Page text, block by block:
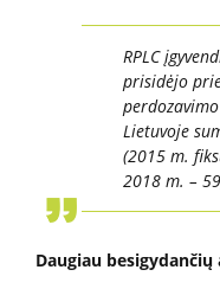
Apie paslaugas
Tyrimai
RPLC
prisidėjo
Lietuvoje
(2015 m.
2018 m. –
Daugiau besigydančių